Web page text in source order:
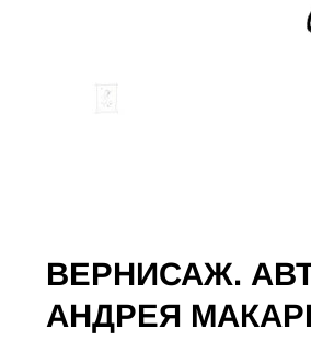
ВЕРНИСАЖ.
АНДРЕЯ